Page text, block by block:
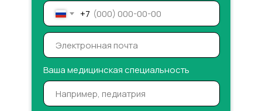
+7
Ваша медицинская специальность